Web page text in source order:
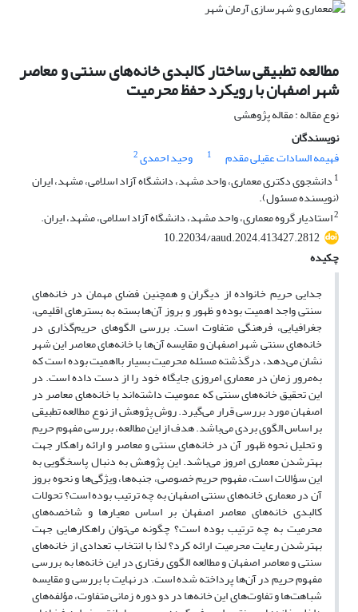
مطالعه تطبیقی ساختار کالبدی خانه‌های سنتی و معاصر
شهر اصفهان با رویکرد حفظ محرمیت
نوع مقاله : مقاله پژوهشی
نویسندگان
فهیمه السادات عقیلی مقدم
1 وحید احمدی2
1 دانشجوی دکتری معماری، واحد مشهد، دانشگاه آزاد اسلامی، مشهد، ایران
(نویسنده مسئول).
2استادیار گروه معماری، واحد مشهد، دانشگاه آزاد اسلامی، مشهد، ایران.
10.22034/aaud.2024.413427.2812
چکیده
جدایی حریم خانواده از دیگران و همچنین فضای مهمان در خانه‌های
سنتی واجد اهمیت بوده و ظهور و بروز آن‌ها بسته به بسترهای اقلیمی،
جغرافیایی، فرهنگی متفاوت است. بررسی الگوهای حریم‌گذاری در
خانه‌های سنتی شهر اصفهان و مقایسه آن‌ها با خانه‌های معاصر این شهر
نشان می‌دهد، درگذشته مسئله محرمیت بسیار بااهمیت بوده است که
به‌مرور زمان در معماری امروزی جایگاه خود را از دست ‌داده است. در
این تحقیق خانه‌های سنتی که عمومیت داشته‌اند با خانه‌های معاصر در
اصفهان مورد بررسی قرار می‌گیرد. روش پژوهش از نوع مطالعه تطبیقی
بر اساس الگوی بردی می‌باشد. هدف از این مطالعه، بررسی مفهوم حریم
و تحلیل نحوه ظهور آن در خانه‌های سنتی و معاصر و ارائه راهکار جهت
بهترشدن معماری امروز می‌باشد. این پژوهش به دنبال پاسخگویی به
این سؤالات است، مفهوم حریم خصوصی، جنبه‌ها، ویژگی‌ها و نحوه بروز
آن در معماری خانه‌های سنتی اصفهان به چه ترتیب بوده است؟ تحولات
کالبدی خانه‌های معاصر اصفهان بر اساس معیارها و شاخصه‌های
محرمیت به چه ترتیب بوده است؟ چگونه می‌توان راهکارهایی جهت
بهترشدن رعایت محرمیت ارائه کرد؟ لذا با انتخاب تعدادی از خانه‌های
سنتی و معاصر اصفهان و مطالعه الگوی رفتاری در این خانه‌ها به بررسی
مفهوم حریم در آن‌ها پرداخته شده است. در نهایت با بررسی و مقایسه
شباهت‌ها و تفاوت‌های این خانه‌ها در دو دوره زمانی متفاوت، مؤلفه‌های